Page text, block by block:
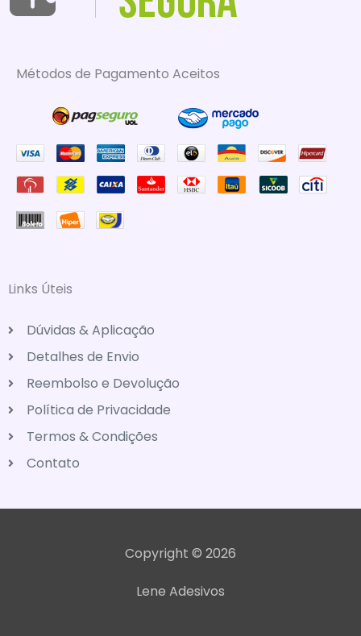
Métodos de Pagamento Aceitos
Links Úteis
Dúvidas & Aplicação
Detalhes de Envio
Reembolso e Devolução
Política de Privacidade
Termos & Condições
Contato
Copyright © 2026
Lene Adesivos